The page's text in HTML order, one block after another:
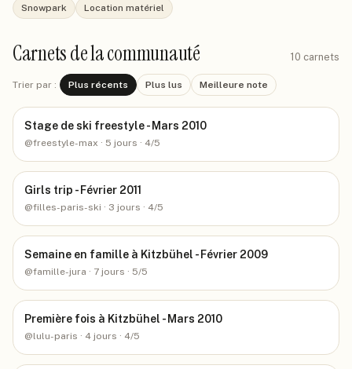
Snowpark Location matériel
Carnets de la communauté 10 carnets
Trier par : Plus récents Plus lus Meilleure note
Stage de ski freestyle - Mars 2010
@freestyle-max · 5 jours · 4/5
Girls trip - Février 2011
@filles-paris-ski · 3 jours · 4/5
Semaine en famille à Kitzbühel - Février 2009
@famille-jura · 7 jours · 5/5
Première fois à Kitzbühel - Mars 2010
@lulu-paris · 4 jours · 4/5